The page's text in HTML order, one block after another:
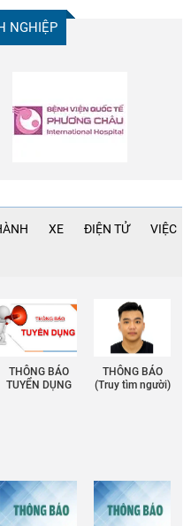
NGHIỆP
XE ĐIỆN TỬ VIỆC
THÔNG BÁO
TUYỂN DỤNG
THÔNG BÁO
(Truy tìm người)